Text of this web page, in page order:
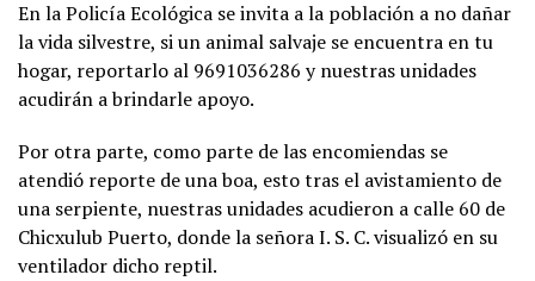
En la Policía Ecológica se invita a la población a no dañar
la vida silvestre, si un animal salvaje se encuentra en tu
hogar, reportarlo al 9691036286 y nuestras unidades
acudirán a brindarle apoyo.
Por otra parte, como parte de las encomiendas se
atendió reporte de una boa, esto tras el avistamiento de
una serpiente, nuestras unidades acudieron a calle 60 de
Chicxulub Puerto, donde la señora I. S. C. visualizó en su
ventilador dicho reptil.